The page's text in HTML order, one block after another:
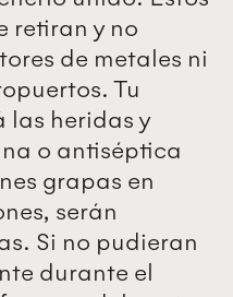
retiran y no
de metales ni
Tu
las heridas y
o antiséptica
grapas en
serán
Si no pudieran
durante el